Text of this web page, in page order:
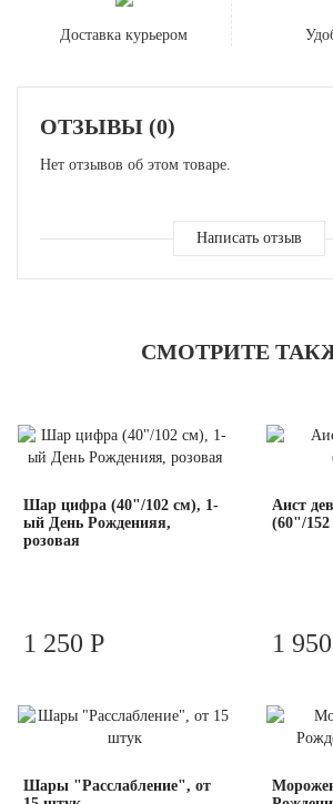
Доставка курьером
ОТЗЫВЫ (0)
Нет отзывов об этом товаре.
Написать отзыв
СМОТРИТЕ
Шар цифра (40"/102 см), 1-
ый День Рожденияя,
розовая
1 250 Р
Аист
(60"/152
1
Шары "Расслабление", от